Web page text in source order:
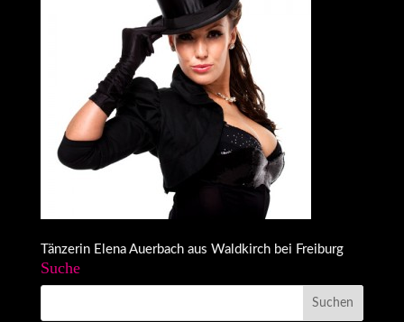
Tänzerin Elena Auerbach aus Waldkirch bei Freiburg
Suche